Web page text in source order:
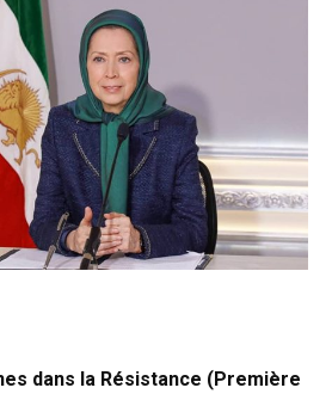
dans la Résistance (Première